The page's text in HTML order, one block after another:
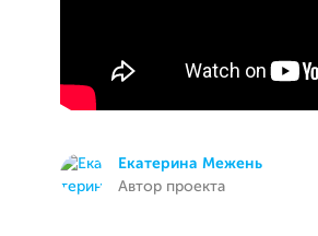
Екатерина Межень
Автор проекта